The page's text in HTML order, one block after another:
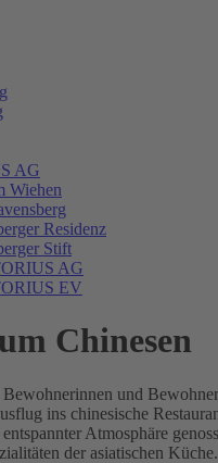
AG
Wiehen
Residenz
Stift
AG
EV
Chinesen
und
ins chinesische
Atmosphäre
der asiatischen Küche.